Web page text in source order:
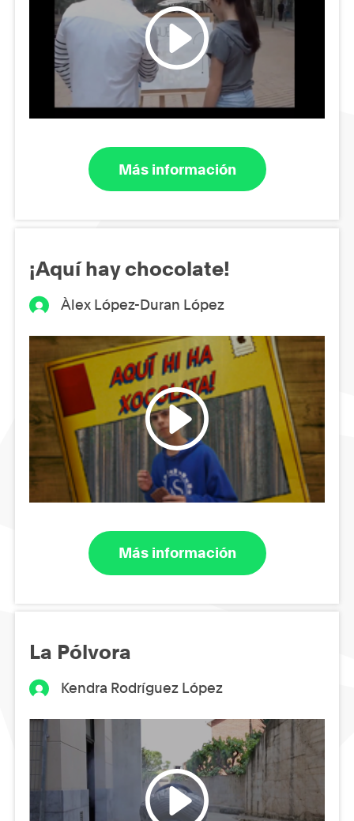
Más información
¡Aquí hay chocolate!
Àlex López-Duran López
Más información
La Pólvora
Kendra Rodríguez López